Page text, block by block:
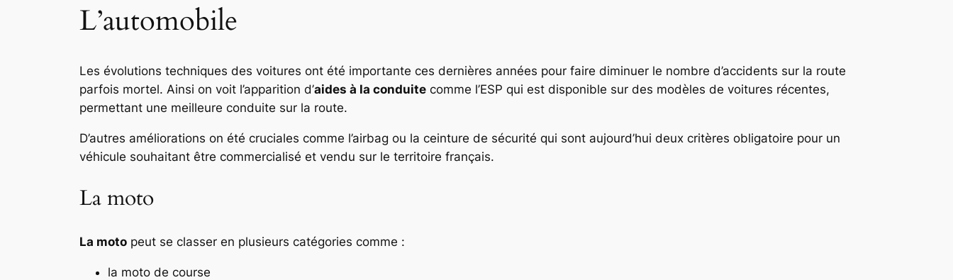
L’automobile
Les évolutions techniques des voitures ont été importante ces dernières années pour faire diminuer le nombre d’accidents sur la route
parfois mortel. Ainsi on voit l’apparition d’aides à la conduite comme l’ESP qui est disponible sur des modèles de voitures récentes,
permettant une meilleure conduite sur la route.
D’autres améliorations on été cruciales comme l’airbag ou la ceinture de sécurité qui sont aujourd’hui deux critères obligatoire pour un
véhicule souhaitant être commercialisé et vendu sur le territoire français.
La moto
La moto peut se classer en plusieurs catégories comme :
la moto de course